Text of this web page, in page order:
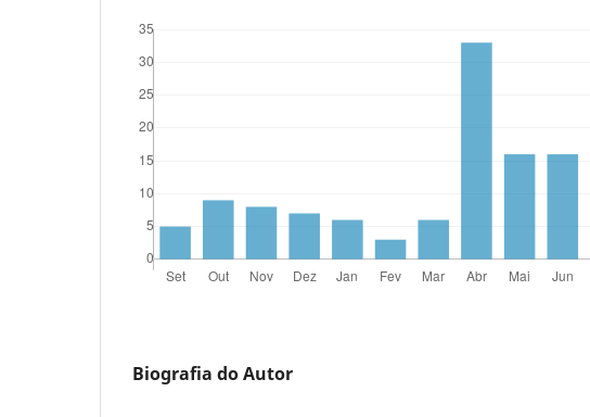
Biografia do Autor